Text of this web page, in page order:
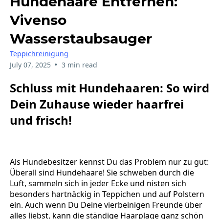
Vivenso
Wasserstaubsauger
Teppichreinigung
July 07, 2025 • 3 min read
Schluss mit Hundehaaren: So wird
Dein Zuhause wieder haarfrei
und frisch!
Als Hundebesitzer kennst Du das Problem nur zu gut:
Überall sind Hundehaare! Sie schweben durch die
Luft, sammeln sich in jeder Ecke und nisten sich
besonders hartnäckig in Teppichen und auf Polstern
ein. Auch wenn Du Deine vierbeinigen Freunde über
alles liebst, kann die ständige Haarplage ganz schön